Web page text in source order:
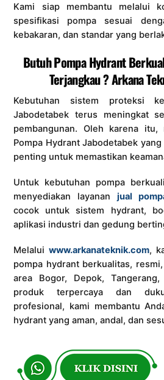
Kami siap membantu melalui
spesifikasi pompa sesuai
kebakaran, dan standar yang
Butuh Pompa Hydrant
Terjangkau ? Arkana
Kebutuhan sistem proteksi
Jabodetabek terus meningkat
pembangunan. Oleh karena itu,
Pompa Hydrant Jabodetabek
penting untuk memastikan
Untuk kebutuhan pompa
menyediakan layanan jual
cocok untuk sistem hydrant,
aplikasi industri dan gedung
Melaluiwww.arkanateknik.com,
pompa hydrant berkualitas,
area Bogor, Depok,
produk terpercaya dan
profesional, kami membantu
hydrant yang aman, andal, dan